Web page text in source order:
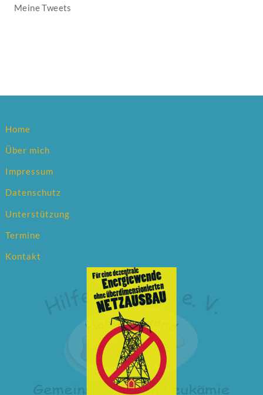
Meine Tweets
Home
Über mich
Impressum
Datenschutz
Unterstützung
Termine
Kontakt